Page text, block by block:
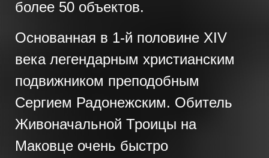
более 50 объектов.
Основанная в 1-й половине XIV
века легендарным христианским
подвижником преподобным
Сергием Радонежским. Обитель
Живоначальной Троицы на
Маковце очень быстро